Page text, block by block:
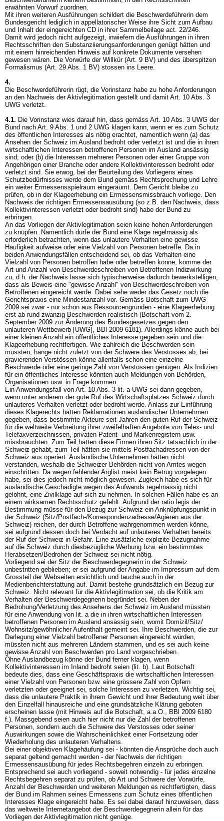
erwähnten Vorwurf zuordnen.
Mit ihren weiteren Ausführungen schildert die Beschwerdeführerin dem
Bundesgericht lediglich in appellatorischer Weise ihre Sicht zum Aufbau
und Inhalt der eingereichten CD in ihrer Sammelbeilage act. 22/246.
Damit wird jedoch nicht aufgezeigt, inwiefern die Ausführungen in ihren
Rechtsschriften den Substanziierungsanforderungen genügt hätten und
mit einem hinreichenden Hinweis auf konkrete Dokumente versehen
gewesen wären. Die Vorwürfe der Willkür (Art. 9 BV) und des überspitzen
Formalismus (Art. 29 Abs. 1 BV) stossen ins Leere.
4.
Die Beschwerdeführerin rügt, die Vorinstanz habe zu hohe Anforderungen
an den Nachweis der Aktivlegitimation gestellt und damit Art. 10 Abs. 3
UWG verletzt.
4.1. Die Vorinstanz wies darauf hin, dass gemäss Art. 10 Abs. 3 UWG der
Bund nach Art. 9 Abs. 1 und 2 UWG klagen kann, wenn er es zum Schutz
des öffentlichen Interesses als nötig erachtet, namentlich wenn (a) das
Ansehen der Schweiz im Ausland bedroht oder verletzt ist und die in ihren
wirtschaftlichen Interessen betroffenen Personen im Ausland ansässig
sind; oder (b) die Interessen mehrerer Personen oder einer Gruppe von
Angehörigen einer Branche oder andere Kollektivinteressen bedroht oder
verletzt sind. Sie erwog, bei der Beurteilung des Vorliegens eines
Schutzbedürfnisses werde dem Bund gemäss Rechtsprechung und Lehre
ein weiter Ermessensspielraum eingeräumt. Dem Gericht bleibe zu
prüfen, ob in der Klageerhebung ein Ermessensmissbrauch vorliege. Den
Nachweis der richtigen Ermessensausübung (so z.B. den Nachweis, dass
Kollektivinteressen verletzt oder bedroht sind) habe der Bund zu
erbringen.
An das Vorliegen der Aktivlegitimation seien keine hohen Anforderungen
zu knüpfen. Namentlich dürfe der Bund eine Klage regelmässig als
erforderlich betrachten, wenn das unlautere Verhalten eine gewisse
Häufigkeit aufweise oder eine Vielzahl von Personen betreffe. Da in
beiden Anwendungsfällen entscheidend sei, ob das Verhalten eine
Vielzahl von Personen betroffen habe oder betreffen könne, komme der
Art und Anzahl von Beschwerdeschreiben von Betroffenen Indizwirkung
zu; d.h. der Nachweis lasse sich typischerweise dadurch bewerkstelligen,
dass als Beweis eine "gewisse Anzahl" von Beschwerdeschreiben von
Betroffenen eingereicht werde. Dabei sehe weder das Gesetz noch die
Gerichtspraxis eine Mindestanzahl vor. Gemäss Botschaft zum UWG
2009 sei zwar - nur schon aus Ressourcengründen - eine Klageerhebung
erst ab rund zwanzig Beschwerden realistisch (Botschaft vom 2.
September 2009 zur Änderung des Bundesgesetzes gegen den
unlauteren Wettbewerb [UWG], BBl 2009 6181). Allerdings könne auch bei
einer kleinen Anzahl ein öffentliches Interesse gegeben sein und die
Klageerhebung rechtfertigen. Wie zahlreich die Beschwerden sein
müssten, hänge nicht zuletzt von der Schwere des Verstosses ab; bei
gravierenden Verstössen könne allenfalls schon eine einzelne
Beschwerde oder eine geringe Zahl von Verstössen genügen. Als Indizien
für ein öffentliches Interesse könnten auch Meldungen von Behörden,
Organisationen usw. in Frage kommen.
Ein Anwendungsfall von Art. 10 Abs. 3 lit. a UWG sei dann gegeben,
wenn unter anderem der gute Ruf des Wirtschaftsplatzes Schweiz durch
unlauteres Verhalten verletzt oder bedroht werde. Anlass zur Einführung
dieses Klagerechts hätten Reklamationen ausländischer Unternehmen
gegeben, dass bestimmte Akteure seit Jahren den guten Ruf der Schweiz
für die weltweite Verbreitung ihrer zweifelhaften Angebote von Telex- und
Telefaxverzeichnissen, privaten Patent- und Markenregistern usw.
missbrauchten. Zum Teil hätten diese Firmen ihren Sitz tatsächlich in der
Schweiz gehabt, zum Teil hätten sie mittels Postfachadressen von der
Schweiz aus operiert. Ausländische Unternehmen hätten nicht
verstanden, weshalb die Schweizer Behörden nicht von Amtes wegen
einschritten. Da wegen fehlender Arglist meist kein Betrug vorgelegen
habe, sei dies jedoch nicht möglich gewesen. Zugleich habe es sich für
ausländische Geschädigte wegen des Aufwands regelmässig nicht
gelohnt, eine Zivilklage auf sich zu nehmen. In solchen Fällen habe es an
einem wirksamen Rechtsschutz gefehlt. Aufgrund der ratio legis der
Bestimmung müsse für den Bezug zur Schweiz ein Anknüpfungspunkt in
der Schweiz (Sitz/Postfach-/Korrespondenzadresse/Agieren aus der
Schweiz) reichen, der durch Betroffene wahrgenommen werden könne,
sei aufgrund dessen doch bei Verdacht auf unlauteres Verhalten bereits
der Ruf der Schweiz in Gefahr. Eine zusätzliche explizite Bezugnahme
auf die Schweiz durch diesbezügliche Werbung bzw. ein bestimmtes
Herabsetzen/Bedrohen der Schweiz sei nicht nötig.
Vorliegend sei der Sitz der Beschwerdegegnerin in der Schweiz
unbestritten geblieben; er sei aufgrund der Angabe im Impressum auf dem
Grossteil der Webseiten ersichtlich und tauche auch in der
Medienberichterstattung auf. Damit bestehe grundsätzlich ein Bezug zur
Schweiz. Nicht relevant für die Aktivlegitimation sei, ob die Kritik am
Verhalten der Beschwerdegegnerin begründet sei. Neben der
Bedrohung/Verletzung des Ansehens der Schweiz im Ausland müssten
für eine Anwendung von lit. a die in ihren wirtschaftlichen Interessen
betroffenen Personen im Ausland ansässig sein, womit Domizil/Sitz/
Wohnsitz/gewöhnlicher Aufenthalt gemeint sei. Ihre Beschwerden, die zur
Darlegung einer Vielzahl betroffener Personen eingereicht würden,
müssten nicht aus mehreren Ländern stammen, und es sei auch keine
gewisse Anzahl von Beschwerden pro Land vorgeschrieben.
Ohne Auslandbezug könne der Bund ferner klagen, wenn
Kollektivinteressen im Inland bedroht seien (lit. b). Laut Botschaft
bedeute dies, dass eine Geschäftspraxis die wirtschaftlichen Interessen
einer Vielzahl von Personen bzw. eine grössere Zahl von Opfern
verletzten oder geeignet sei, solche Interessen zu verletzen. Wichtig sei,
dass die unlautere Praktik in ihrem Gewicht und ihrer Bedeutung weit über
den Einzelfall hinausreiche und eine grundsätzliche Klärung geboten
erscheinen lasse (mit Hinweis auf die Botschaft, a.a.O., BBl 2009 6180
f.). Massgebend seien auch hier nicht nur die Zahl der betroffenen
Personen, sondern auch die Schwere des Verstosses oder seiner
Auswirkungen sowie die Wahrscheinlichkeit einer Fortsetzung oder
Wiederholung des unlauteren Verhaltens.
Bei einer objektiven Klagehäufung sei - könnten die Ansprüche doch auch
separat geltend gemacht werden - der Nachweis der richtigen
Ermessensausübung für jedes Rechtsbegehren einzeln zu erbringen.
Entsprechend sei auch vorliegend - soweit notwendig - für jedes einzelne
Rechtsbegehren separat zu prüfen, ob Art und Schwere der Vorwürfe,
Anzahl der Beschwerden und weiteren Meldungen es rechtfertigten, dass
der Bund im Rahmen seines Ermessens zum Schutz eines öffentlichen
Interesses Klage eingereicht habe. Es sei dabei darauf hinzuweisen, dass
das weltweite Internetangebot der Beschwerdegegnerin allein für das
Vorliegen der Aktivlegitimation nicht genüge.